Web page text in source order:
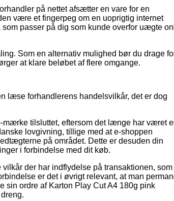
på nettet afsætter en vare for en
være et fingerpeg om en uoprigtig internet
passer på dig som kunde overfor uægte
Som en alternativ mulighed bør du drage
at klare beløbet af flere omgange.
læse forhandlerens handelsvilkår, det er dog
tilsluttet, eftersom det længe har været
lovgivning, tillige med at e-shoppen
på området. Dette er desuden din
i forbindelse med dit køb.
der har indflydelse på transaktionen, som
er det i øvrigt relevant, at man
sin ordre af Karton Play Cut A4 180g pink